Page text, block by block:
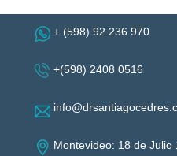
+ (598) 92 236 970
+(598) 2408 0516
Montevideo: 18 de Julio